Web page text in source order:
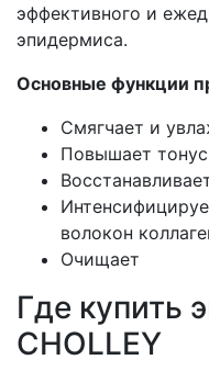
эффективного и
эпидермиса.
Основные функции
Смягчает и
Повышает
волокон
Очищает
Где купить
CHOLLEY